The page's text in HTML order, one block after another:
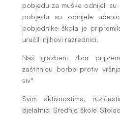
pobjedu za muške odnijeli su
pobjedu su odnijele
pobjednike škola je
uručili njihovi razrednici.
Naš glazbeni zbor
zaštitnicu borbe protiv
siv“
Svim aktivnostima,
djelatnici Srednje škole